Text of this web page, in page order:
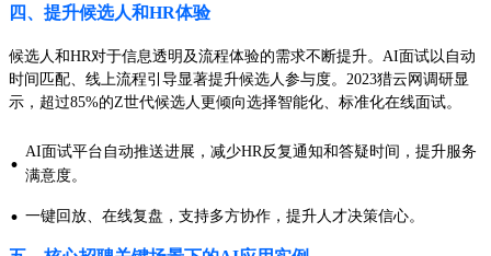
四、提升候选人和HR体验
候选人和HR对于信息透明及流程体验的需求不断提升。AI面试以自动
时间匹配、线上流程引导显著提升候选人参与度。2023猎云网调研显
示，超过85%的Z世代候选人更倾向选择智能化、标准化在线面试。
· AI面试平台自动推送进展，减少HR反复通知和答疑时间，提升服务
满意度。
· 一键回放、在线复盘，支持多方协作，提升人才决策信心。